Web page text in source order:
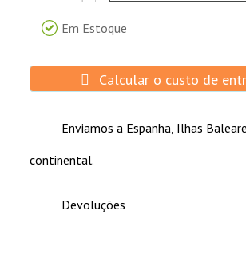
Em Estoque
Calcular o custo de
Enviamos a Espanha, Ilhas
continental.
Devoluções